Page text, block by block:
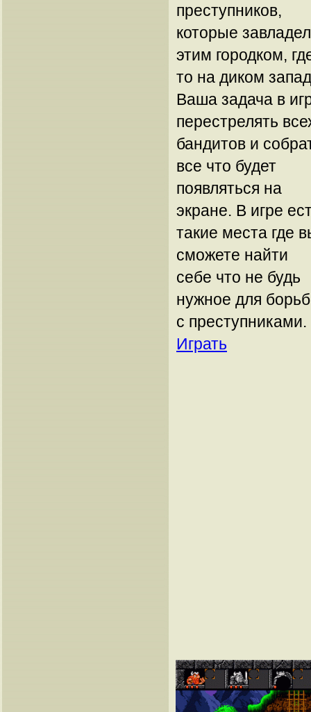
преступников,
которые
этим городком,
то на диком
Ваша задача в
перестрелять
бандитов и
все что будет
появляться на
экране. В игре
такие места где
сможете найти
себе что не будь
нужное для
с преступниками.
Играть